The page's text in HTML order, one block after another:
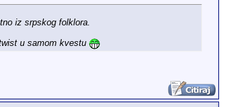
iz srpskog folklora.
u samom kvestu